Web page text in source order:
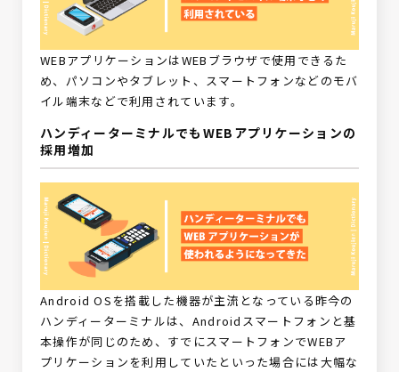
WEBアプリケーションはWEBブラウザで使用できるた
め、パソコンやタブレット、スマートフォンなどのモバ
イル端末などで利用されています。
ハンディーターミナルでもWEBアプリケーションの
採用増加
Android OSを搭載した機器が主流となっている昨今の
ハンディーターミナルは、Androidスマートフォンと基
本操作が同じのため、すでにスマートフォンでWEBア
プリケーションを利用していたといった場合には大幅な